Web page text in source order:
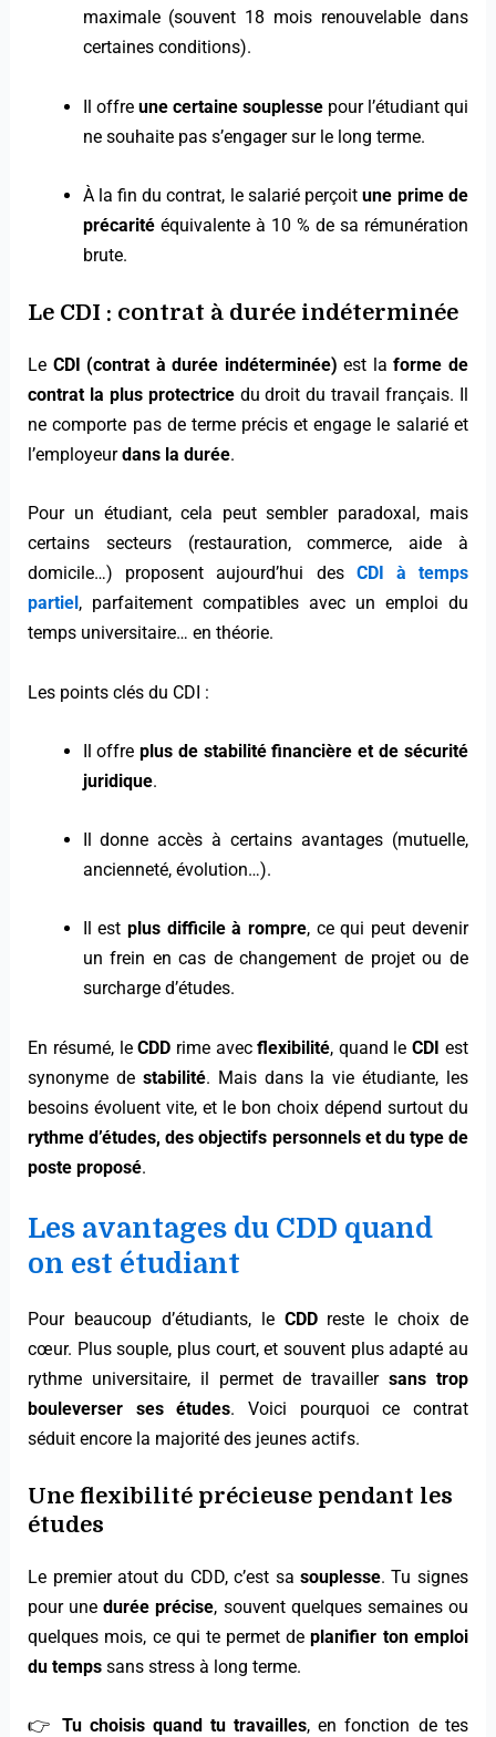
maximale (souvent 18 mois renouvelable dans
certaines conditions).
Il offre une certaine souplessepour l’étudiant qui
ne souhaite pas s’engager sur le long terme.
À la fin du contrat, le salarié perçoitune prime de
précaritééquivalente à 10 % de sa rémunération
brute.
Le CDI : contrat à durée indéterminée
Le CDI (contrat à durée indéterminée) est laforme de
contrat la plus protectricedu droit du travail français. Il
ne comporte pas de terme précis et engage le salarié et
l’employeurdans la durée.
Pour un étudiant, cela peut sembler paradoxal, mais
certains secteurs (restauration, commerce, aide à
domicile…) proposent aujourd’hui des CDI à temps
partiel , parfaitement compatibles avec un emploi du
temps universitaire… en théorie.
Les points clés du CDI :
Il offreplus de stabilité financière et de sécurité
juridique.
Il donne accès à certains avantages (mutuelle,
ancienneté, évolution…).
Il est plus difficile à rompre, ce qui peut devenir
un frein en cas de changement de projet ou de
surcharge d’études.
En résumé, leCDD rime avecflexibilité, quand leCDI est
synonyme de stabilité. Mais dans la vie étudiante, les
besoins évoluent vite, et le bon choix dépend surtout du
rythme d’études, des objectifs personnels et du type de
poste proposé.
Les avantages du CDD quand
on est étudiant
Pour beaucoup d’étudiants, le CDDreste le choix de
cœur. Plus souple, plus court, et souvent plus adapté au
rythme universitaire, il permet de travailler sans trop
bouleverser ses études. Voici pourquoi ce contrat
séduit encore la majorité des jeunes actifs.
Une flexibilité précieuse pendant les
études
Le premier atout du CDD, c’est sa souplesse. Tu signes
pour unedurée précise, souvent quelques semaines ou
quelques mois, ce qui te permet deplanifier ton emploi
du temps sans stress à long terme.
👉 Tu choisis quand tu travailles, en fonction de tes